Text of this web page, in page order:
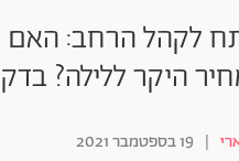
לקהל הרחב: האם
היקר ללילה?
| 19 בספטמבר 2021